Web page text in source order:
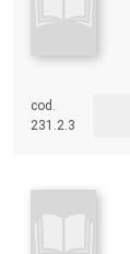
cod.
231.2.3